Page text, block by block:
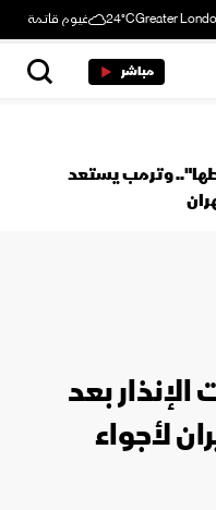
Greater
24°C غيوم قاتمة
مباشر
وترمب يستعد
بعد
لأجواء